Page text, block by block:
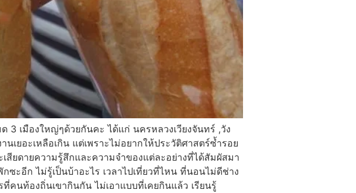
3 เมืองใหญ่ๆด้วยกันคะ ได้แก่ นครหลวงเวียงจันทร์ ,วัง
เยอะเหลือเกิน แต่เพราะไม่อยากให้ประวัติศาสตร์ซ้ำรอย
สียดายความรู้สึกและความจำของแต่ละอย่างที่ได้สัมผัสมา
ะอีก ไม่รู้เป็นบ้าอะไร เวลาไปเที่ยวที่ไหน ที่นอนไม่ดีช่าง
นท้องถิ่นเขากินกัน ไม่เอาแบบที่เคยกินแล้ว เรียนรู้